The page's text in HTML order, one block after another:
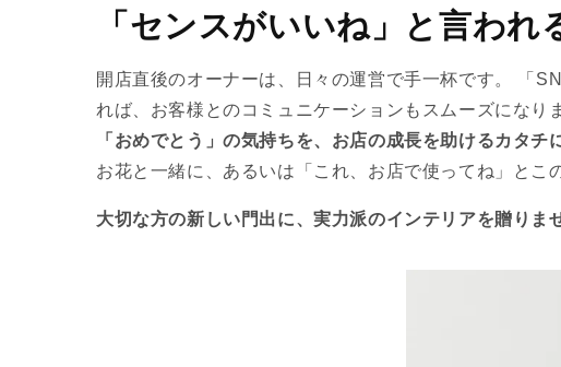
「センスがいいね」と言われ
開店直後のオーナーは、日々の運営で手一杯です。 「
れば、お客様とのコミュニケーションもスムーズになり
「おめでとう」の気持ちを、お店の成長を助けるカタチ
お花と一緒に、あるいは「これ、お店で使ってね」とこ
大切な方の新しい門出に、実力派のインテリアを贈りま